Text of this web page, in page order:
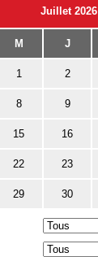
Juillet 2026
M J
1 2
8 9
15 16
22 23
29 30